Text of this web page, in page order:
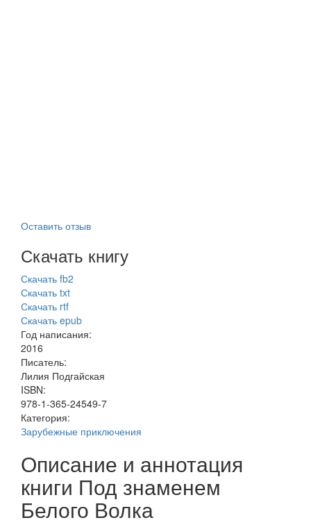
Оставить отзыв
Скачать книгу
Скачать fb2
Скачать txt
Скачать rtf
Скачать epub
Год написания:
2016
Писатель:
Лилия Подгайская
ISBN:
978-1-365-24549-7
Категория:
Зарубежные приключения
Описание и аннотация
книги Под знаменем
Белого Волка